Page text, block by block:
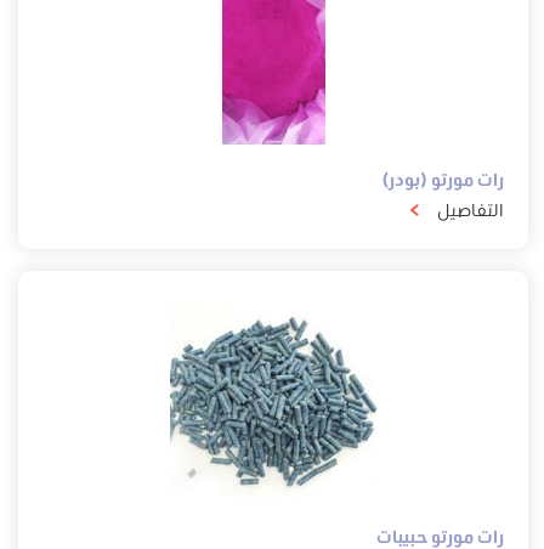
رات مورتو (بودر)
التفاصيل
رات مورتو حبيبات